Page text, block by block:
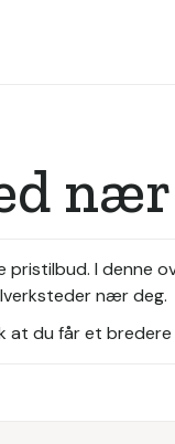
I denne
nær deg.
du får et bredere